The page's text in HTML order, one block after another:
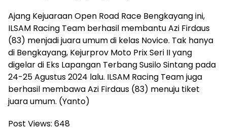
Ajang Kejuaraan Open Road Race Bengkayang ini,
ILSAM Racing Team berhasil membantu Azi Firdaus
(83) menjadi juara umum di kelas Novice. Tak hanya
di Bengkayang, Kejurprov Moto Prix Seri II yang
digelar di Eks Lapangan Terbang Susilo Sintang pada
24-25 Agustus 2024 lalu. ILSAM Racing Team juga
berhasil membawa Azi Firdaus (83) menuju tiket
juara umum. (Yanto)
Post Views: 648